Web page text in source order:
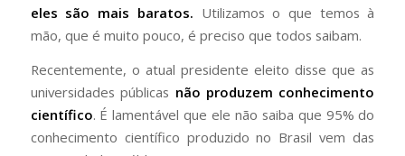
eles são mais baratos. Utilizamos o que temos à
mão, que é muito pouco, é preciso que todos saibam.
Recentemente, o atual presidente eleito disse que as
universidades públicas não produzem conhecimento
científico. É lamentável que ele não saiba que 95% do
conhecimento científico produzido no Brasil vem das